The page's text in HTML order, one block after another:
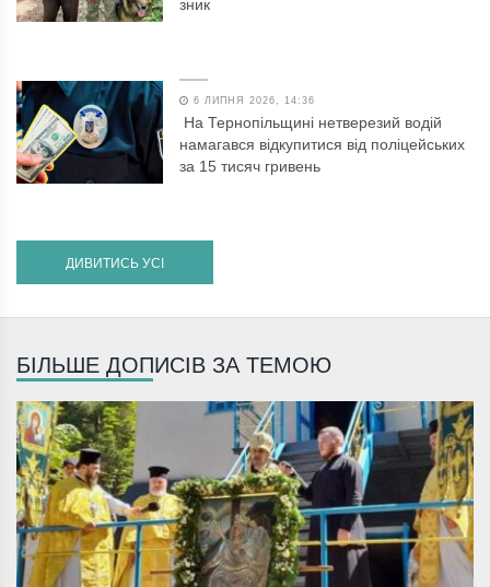
зник
6 ЛИПНЯ 2026, 14:36
На Тернопільщині нетверезий водій
намагався відкупитися від поліцейських
за 15 тисяч гривень
ДИВИТИСЬ УСІ
БІЛЬШЕ ДОПИСІВ ЗА ТЕМОЮ